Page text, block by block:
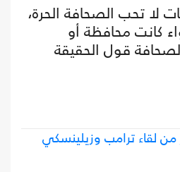
لا تحب الصحافة الحرة،
كانت محافظة أو
قول الحقيقة
من لقاء ترامب وزيلينسكي